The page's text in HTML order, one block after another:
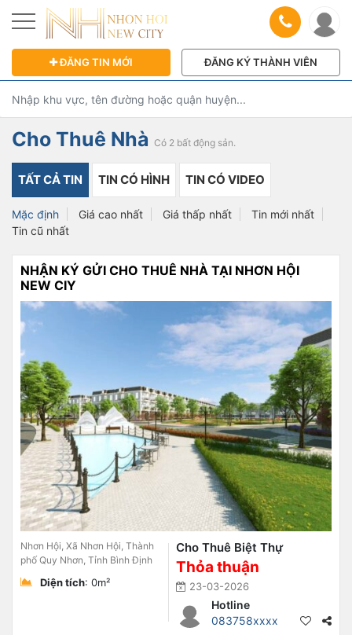
ĐĂNG TIN MỚI ĐĂNG KÝ THÀNH VIÊN
Cho Thuê Nhà Có 2 bất động sản.
TẤT CẢ TIN TIN CÓ HÌNH TIN CÓ VIDEO
Mặc định Giá cao nhất Giá thấp nhất
Tin mới nhất
Tin cũ nhất
NHẬN KÝ GỬI CHO THUÊ NHÀ TẠI NHƠN HỘI
NEW CIY
Nhơn Hội, Xã Nhơn Hội, Thành
phố Quy Nhơn, Tỉnh Bình Định
Diện tích: 0m²
Cho Thuê Biệt Thự
Thỏa thuận
23-03-2026
Hotline
083758xxxx